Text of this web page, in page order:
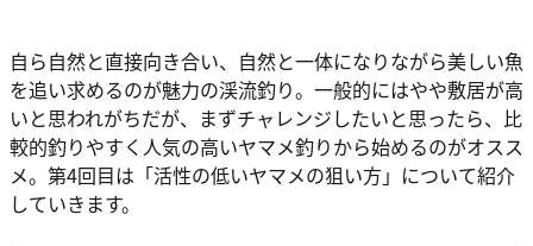
自ら自然と直接向き合い、自然と一体になりながら美しい魚
を追い求めるのが魅力の渓流釣り。一般的にはやや敷居が高
いと思われがちだが、まずチャレンジしたいと思ったら、比
較的釣りやすく人気の高いヤマメ釣りから始めるのがオスス
メ。第4回目は「活性の低いヤマメの狙い方」について紹介
していきます。